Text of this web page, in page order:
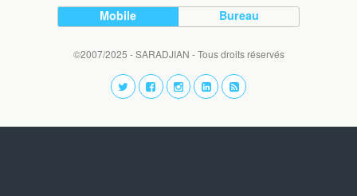
Mobile Bureau
©2007/2025 - SARADJIAN - Tous droits réservés